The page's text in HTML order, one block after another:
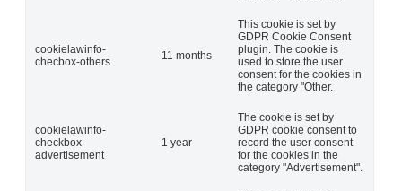
cookielawinfo-
checbox-others
11 months
This cookie is set by
GDPR Cookie Consent
plugin. The cookie is
used to store the user
consent for the cookies in
the category "Other.
cookielawinfo-
checkbox-
advertisement
1 year
The cookie is set by
GDPR cookie consent to
record the user consent
for the cookies in the
category "Advertisement".